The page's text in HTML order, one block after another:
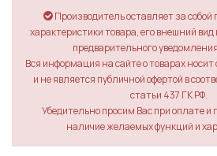
Производитель оставляет за
характеристики товара, его внешний вид
предварительного
Вся информация на сайте о товарах
и не является публичной офертой в
статьи 437 ГК РФ.
Убедительно просим Вас при оплате и
наличие желаемых функций и